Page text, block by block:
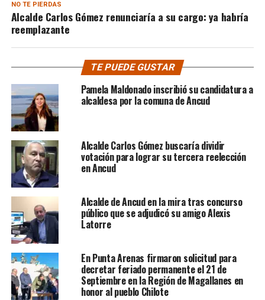
NO TE PIERDAS
Alcalde Carlos Gómez renunciaría a su cargo: ya habría
reemplazante
TE PUEDE GUSTAR
Pamela Maldonado inscribió su candidatura a
alcaldesa por la comuna de Ancud
Alcalde Carlos Gómez buscaría dividir
votación para lograr su tercera reelección
en Ancud
Alcalde de Ancud en la mira tras concurso
público que se adjudicó su amigo Alexis
Latorre
En Punta Arenas firmaron solicitud para
decretar feriado permanente el 21 de
Septiembre en la Región de Magallanes en
honor al pueblo Chilote